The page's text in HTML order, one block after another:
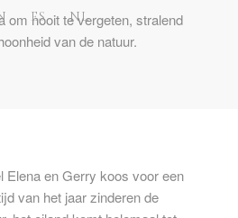
ES NL
om nooit te vergeten, stralend
van de natuur.
Elena en Gerry koos voor een
van het jaar zinderen de